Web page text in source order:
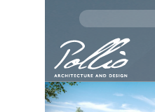
Главная